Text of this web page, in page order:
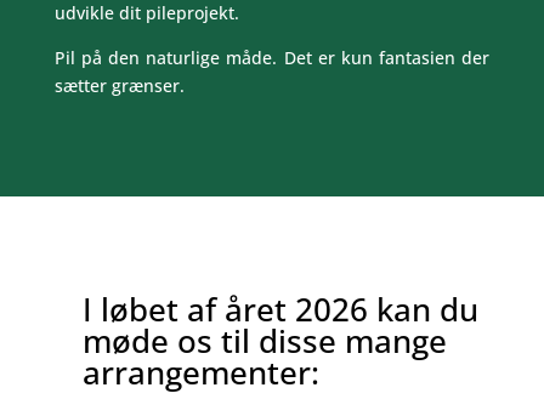
udvikle dit pileprojekt.
Pil på den naturlige måde. Det er kun fantasien der
sætter grænser.
I løbet af året 2026 kan du
møde os til disse mange
arrangementer: